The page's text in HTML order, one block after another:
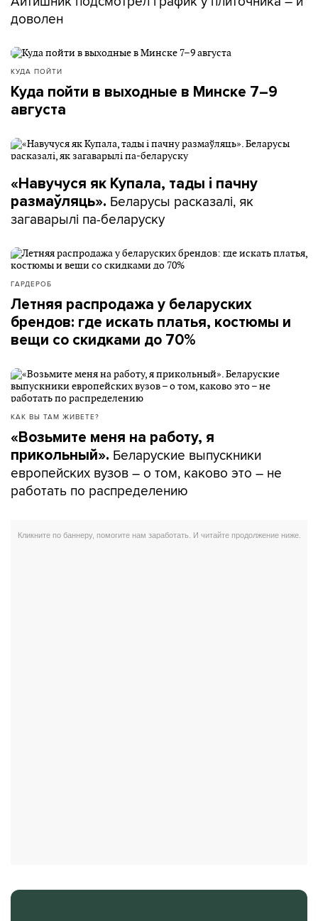
доволен
КУДА ПОЙТИ
Куда пойти в выходные в Минске 7–9
августа
«Навучуся як Купала, тады і пачну
размаўляць». Беларусы расказалі, як
загаварылі па-беларуску
ГАРДЕРОБ
Летняя распродажа у беларуских
брендов: где искать платья, костюмы и
вещи со скидками до 70%
КАК ВЫ ТАМ ЖИВЕТЕ?
«Возьмите меня на работу, я
прикольный». Беларуские выпускники
европейских вузов – о том, каково это – не
работать по распределению